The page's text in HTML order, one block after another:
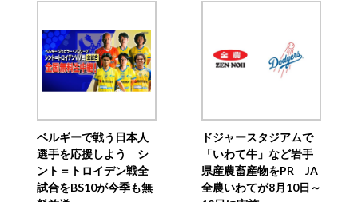
ベルギーで戦う日本人
選手を応援しよう シ
ント＝トロイデン戦全
試合をBS10が今季も無
ドジャースタジアムで
「いわて牛」など岩手
県産農畜産物をPR JA
全農いわてが8月10日～